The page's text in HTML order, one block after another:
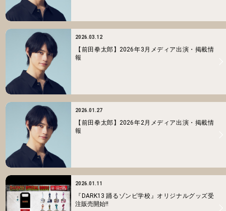
2026.03.12
【前田拳太郎】2026年3月メディア出演・掲載情
報
2026.01.27
【前田拳太郎】2026年2月メディア出演・掲載情
報
2026.01.11
『DARK13 踊るゾンビ学校』オリジナルグッズ受
注販売開始!!